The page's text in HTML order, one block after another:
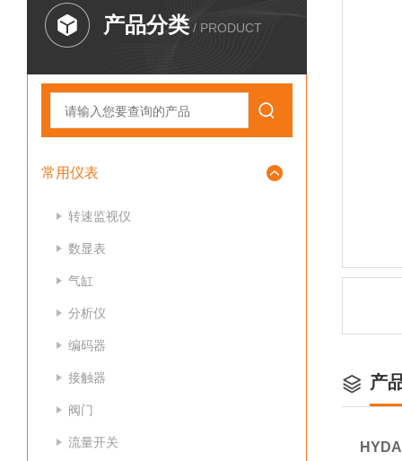
产品分类 / PRODUCT
常用仪表
转速监视仪
数显表
气缸
分析仪
编码器
接触器
阀门
流量开关
产